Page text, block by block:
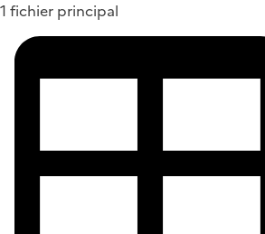
1 fichier principal